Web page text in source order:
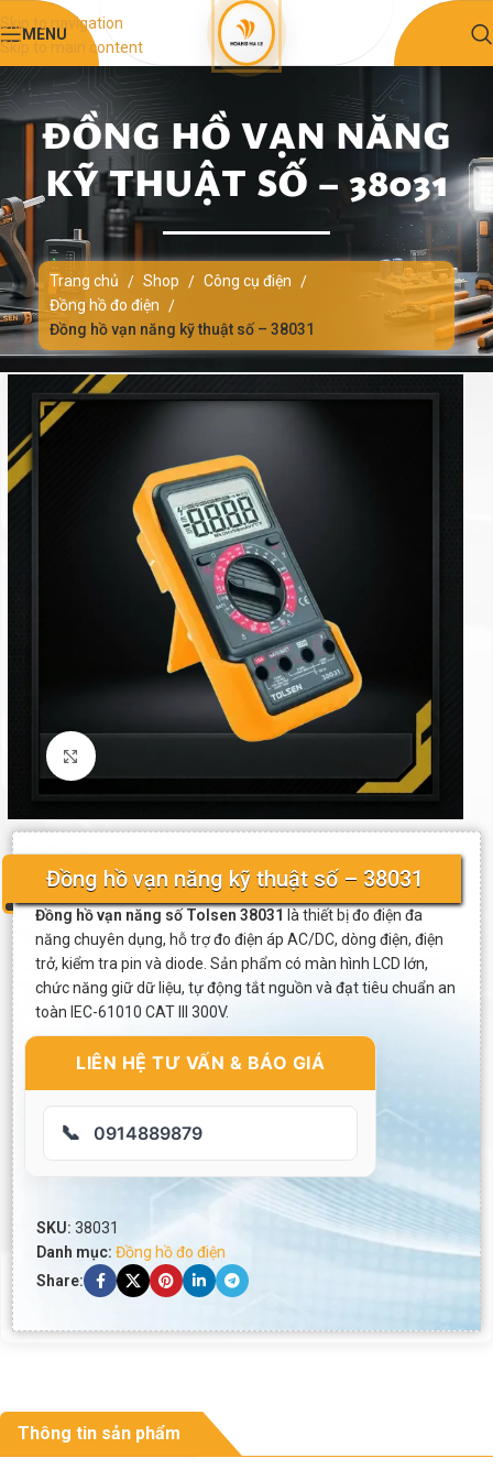
Skip to navigation
Skip to main content
MENU
ĐỒNG HỒ VẠN NĂNG
KỸ THUẬT SỐ – 38031
Trang chủ / Shop / Công cụ điện /
Đồng hồ đo điện /
Đồng hồ vạn năng kỹ thuật số – 38031
Click to enlarge
Đồng hồ vạn năng kỹ thuật số – 38031
Đồng hồ vạn năng số Tolsen 38031 là thiết bị đo điện đa
năng chuyên dụng, hỗ trợ đo điện áp AC/DC, dòng điện, điện
trở, kiểm tra pin và diode. Sản phẩm có màn hình LCD lớn,
chức năng giữ dữ liệu, tự động tắt nguồn và đạt tiêu chuẩn an
toàn IEC-61010 CAT III 300V.
LIÊN HỆ TƯ VẤN & BÁO GIÁ
📞 0914889879
SKU: 38031
Danh mục: Đồng hồ đo điện
Share:
Thông tin sản phẩm